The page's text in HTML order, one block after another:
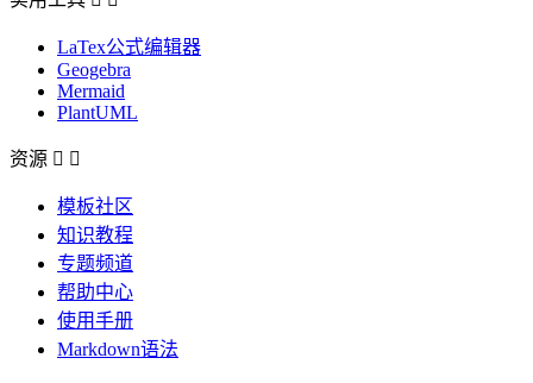
LaTex公式编辑器
Geogebra
Mermaid
PlantUML
资源  
模板社区
知识教程
专题频道
帮助中心
使用手册
Markdown语法